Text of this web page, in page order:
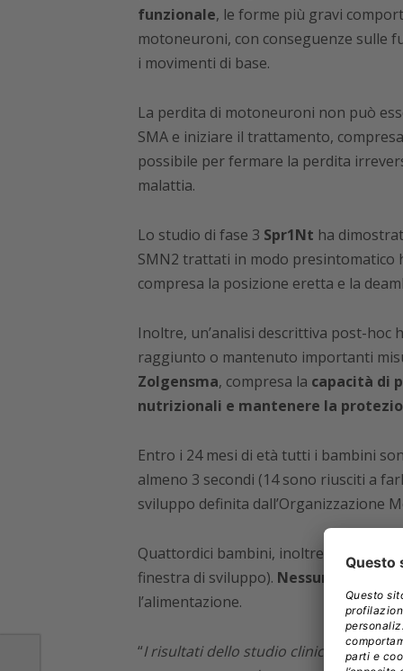
funzionale, le forme più gravi
motoneuroni, con conseguenze sulle
i movimenti di base.
La perdita di motoneuroni non può
SMA e iniziare il trattamento,
possibile per fermare la perdita
malattia.
Lo studio di fase 3 Spr1Nt ha
SMN2 trattati in modo presintomatico
compresa la posizione eretta e la
Inoltre, un’analisi descrittiva post-hoc
raggiunto o mantenuto importanti
Zolgensma, compresa la capacità di
nutrizionali e mantenere la
Entro i 24 mesi di età tutti i bambini
almeno 3 secondi (14 sono riusciti a
sviluppo definita dall’Organizzazione
Quattordici bambini, inoltre, hanno
finestra di sviluppo). Nessuno
l’alimentazione.
“I risultati dello studio clinico Spr1Nt